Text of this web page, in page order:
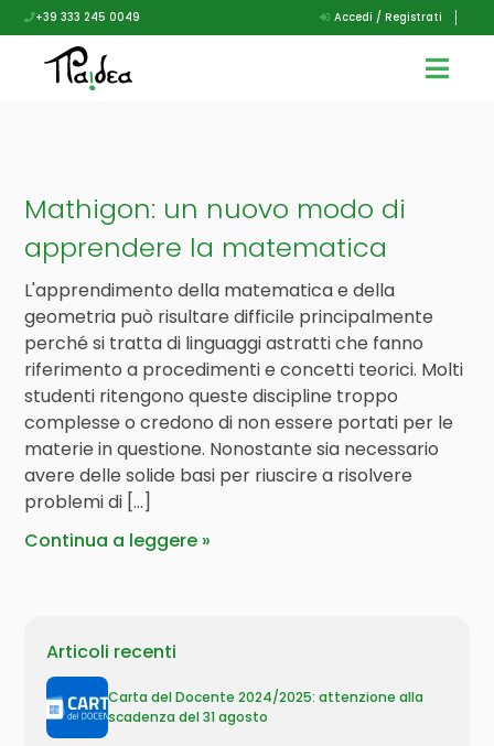
+39 333 245 0049 Accedi / Registrati
Mathigon: un nuovo modo di
apprendere la matematica
L'apprendimento della matematica e della
geometria può risultare difficile principalmente
perché si tratta di linguaggi astratti che fanno
riferimento a procedimenti e concetti teorici. Molti
studenti ritengono queste discipline troppo
complesse o credono di non essere portati per le
materie in questione. Nonostante sia necessario
avere delle solide basi per riuscire a risolvere
problemi di […]
Continua a leggere
Articoli recenti
Carta del Docente 2024/2025: attenzione alla
scadenza del 31 agosto